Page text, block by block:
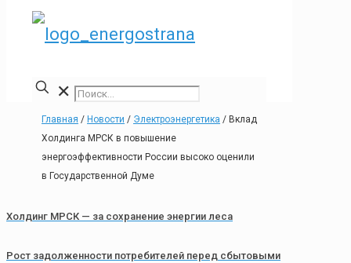
✕
Главная / Новости / Электроэнергетика / Вклад
Холдинга МРСК в повышение
энергоэффективности России высоко оценили
в Государственной Думе
Холдинг МРСК — за сохранение энергии леса
Рост задолженности потребителей перед сбытовыми